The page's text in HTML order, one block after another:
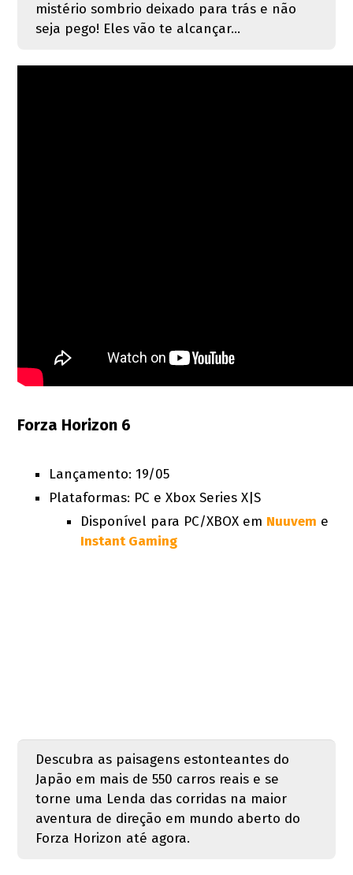
mistério sombrio deixado para trás e não
seja pego! Eles vão te alcançar…
Forza Horizon 6
Lançamento: 19/05
Plataformas: PC e Xbox Series X|S
Disponível para PC/XBOX em Nuuvem e
Instant Gaming
Descubra as paisagens estonteantes do
Japão em mais de 550 carros reais e se
torne uma Lenda das corridas na maior
aventura de direção em mundo aberto do
Forza Horizon até agora.